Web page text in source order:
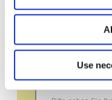
Use
Sie mehr über
bevorstehende